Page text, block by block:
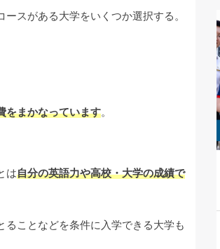
スがある大学をいくつか選択する。
をまかなっています。
は自分の英語力や高校・大学の成績で
ことなどを条件に入学できる大学も